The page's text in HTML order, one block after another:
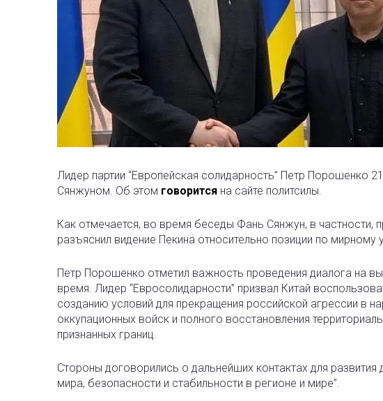
Лидер партии “Европейская солидарность” Петр Порошенко
Сянжуном. Об этом говорится на сайте политсилы.
Как отмечается, во время беседы Фань Сянжун, в частности,
разъяснил видение Пекина относительно позиции по мирному
Петр Порошенко отметил важность проведения диалога
время. Лидер “Евросолидарности” призвал Китай
созданию условий для прекращения российской агрессии в
оккупационных войск и полного восстановления
признанных границ.
Стороны договорились о дальнейших контактах для
мира, безопасности и стабильности в регионе и мире”.